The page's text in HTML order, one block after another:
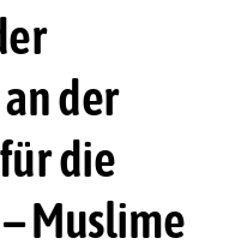
der
die
Muslime